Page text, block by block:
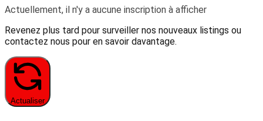
Actuellement, il n'y a aucune inscription à afficher
Revenez plus tard pour surveiller nos nouveaux listings ou
contactez nous pour en savoir davantage.
Actualiser